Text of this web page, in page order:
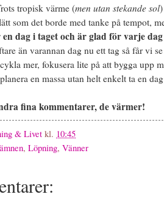
tropisk värme (men utan stekande sol
som det borde med tanke på tempot,
dag i taget och är glad för varje
än varannan dag nu ett tag så får vi
mer, fokusera lite på att bygga upp
en massa utan helt enkelt ta en
fina kommentarer, de värmer!
& Livet kl. 10:45
, Löpning, Vänner